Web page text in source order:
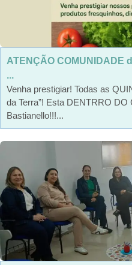
ATENÇÃO COMUNIDADE
...
Venha prestigiar! Todas as
da Terra”! Esta DENTRRO
Bastianello!!!...